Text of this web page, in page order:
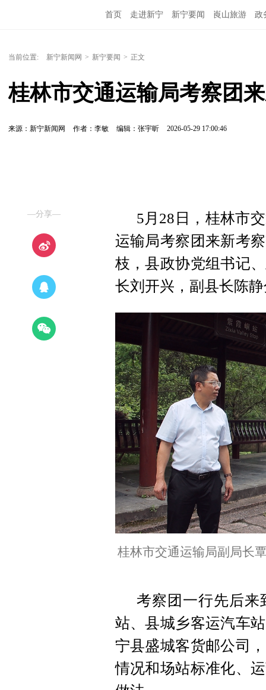
首页 走进新宁 新宁要闻 崀山旅游 政
当前位置: 新宁新闻网 > 新宁要闻 > 正文
桂林市交通运输局考察团
来源：新宁新闻网 作者：李敏 编辑：张宇昕 2026-05-29 17:00:46
—分享—
5月28日，桂林市
运输局考察团来新考
枝，县政协党组书记
长刘开兴，副县长陈
桂林市交通运输局副局长
考察团一行先后来
站、县城乡客运汽车
宁县盛城客货邮公司
情况和场站标准化、